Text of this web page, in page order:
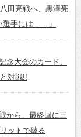
田亮戦へ、黒澤亮
選手には……」
念大会のカード、
対戦!!
から、最終回に三
ットで破る